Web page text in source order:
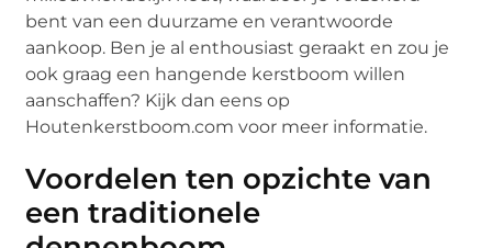
bent van een duurzame en verantwoorde
aankoop. Ben je al enthousiast geraakt en zou je
ook graag een hangende kerstboom willen
aanschaffen? Kijk dan eens op
Houtenkerstboom.com voor meer informatie.
Voordelen ten opzichte van
een traditionele